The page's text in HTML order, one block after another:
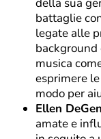
battaglie
legate alle
musica
esprimere
modo per
Ellen
amate e